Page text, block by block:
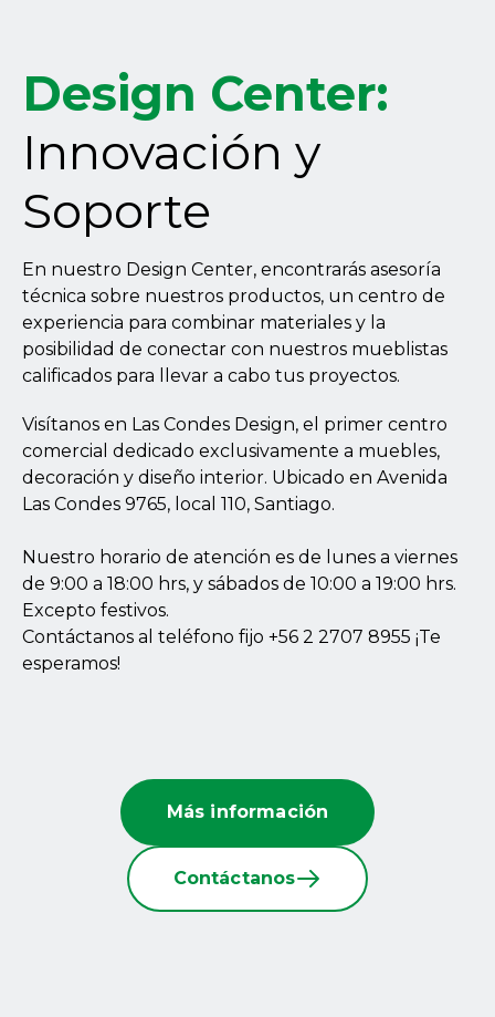
Design Center:
Innovación y
Soporte
En nuestro Design Center, encontrarás asesoría
técnica sobre nuestros productos, un centro de
experiencia para combinar materiales y la
posibilidad de conectar con nuestros mueblistas
calificados para llevar a cabo tus proyectos.
Visítanos en Las Condes Design, el primer centro
comercial dedicado exclusivamente a muebles,
decoración y diseño interior. Ubicado en Avenida
Las Condes 9765, local 110, Santiago.
Nuestro horario de atención es de lunes a viernes
de 9:00 a 18:00 hrs, y sábados de 10:00 a 19:00 hrs.
Excepto festivos.
Contáctanos al teléfono fijo +56 2 2707 8955 ¡Te
esperamos!
Más información
Contáctanos